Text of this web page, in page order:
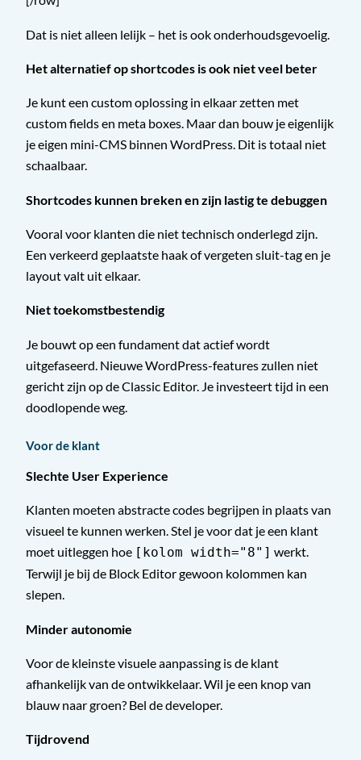
Dat is niet alleen lelijk – het is ook onderhoudsgevoelig.
Het alternatief op shortcodes is ook niet veel beter
Je kunt een custom oplossing in elkaar zetten met
custom fields en meta boxes. Maar dan bouw je eigenlijk
je eigen mini-CMS binnen WordPress. Dit is totaal niet
schaalbaar.
Shortcodes kunnen breken en zijn lastig te debuggen
Vooral voor klanten die niet technisch onderlegd zijn.
Een verkeerd geplaatste haak of vergeten sluit-tag en je
layout valt uit elkaar.
Niet toekomstbestendig
Je bouwt op een fundament dat actief wordt
uitgefaseerd. Nieuwe WordPress-features zullen niet
gericht zijn op de Classic Editor. Je investeert tijd in een
doodlopende weg.
Voor de klant
Slechte User Experience
Klanten moeten abstracte codes begrijpen in plaats van
visueel te kunnen werken. Stel je voor dat je een klant
moet uitleggen hoe [kolom width="8"] werkt.
Terwijl je bij de Block Editor gewoon kolommen kan
slepen.
Minder autonomie
Voor de kleinste visuele aanpassing is de klant
afhankelijk van de ontwikkelaar. Wil je een knop van
blauw naar groen? Bel de developer.
Tijdrovend